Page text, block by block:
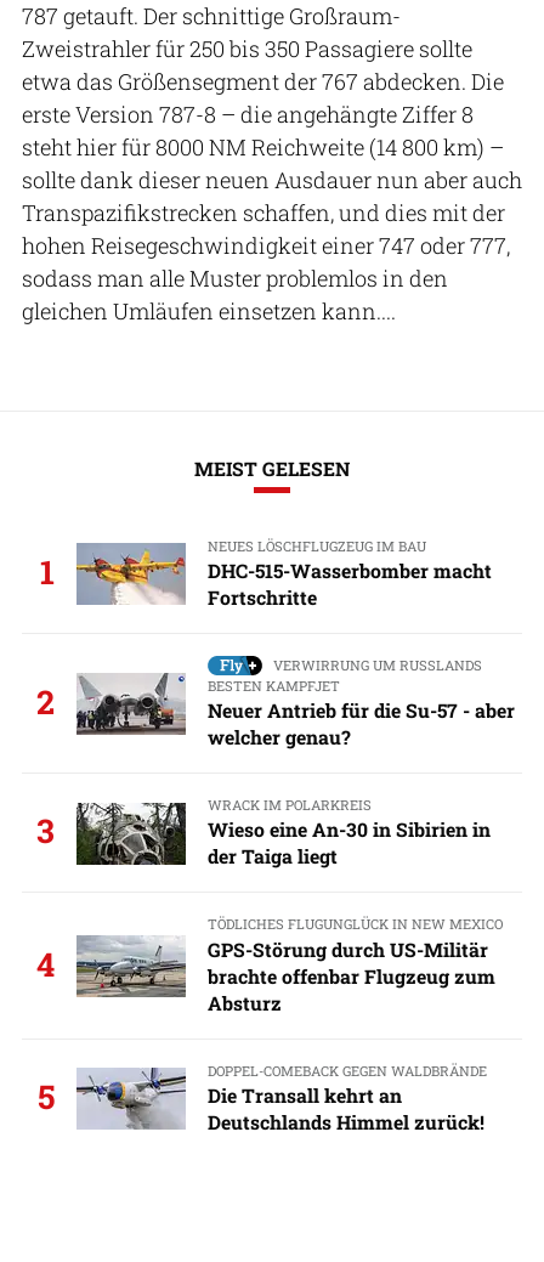
787 getauft. Der schnittige Großraum-
Zweistrahler für 250 bis 350 Passagiere sollte
etwa das Größensegment der 767 abdecken. Die
erste Version 787-8 – die angehängte Ziffer 8
steht hier für 8000 NM Reichweite (14 800 km) –
sollte dank dieser neuen Ausdauer nun aber auch
Transpazifikstrecken schaffen, und dies mit der
hohen Reisegeschwindigkeit einer 747 oder 777,
sodass man alle Muster problemlos in den
gleichen Umläufen einsetzen kann....
MEIST GELESEN
1
NEUES LÖSCHFLUGZEUG IM BAU
DHC-515-Wasserbomber macht
Fortschritte
2
VERWIRRUNG UM RUSSLANDS
BESTEN KAMPFJET
Neuer Antrieb für die Su-57 - aber
welcher genau?
3
WRACK IM POLARKREIS
Wieso eine An-30 in Sibirien in
der Taiga liegt
4
TÖDLICHES FLUGUNGLÜCK IN NEW MEXICO
GPS-Störung durch US-Militär
brachte offenbar Flugzeug zum
Absturz
5
DOPPEL-COMEBACK GEGEN WALDBRÄNDE
Die Transall kehrt an
Deutschlands Himmel zurück!